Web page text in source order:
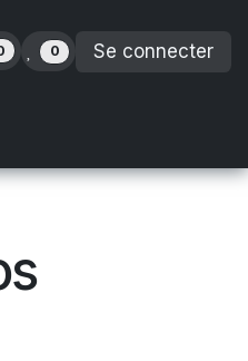
0 Se connecter